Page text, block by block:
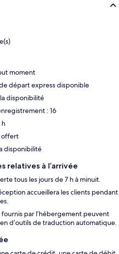
moment
départ express disponible
disponibilité
: 16
h
offert
disponibilité
relatives à l’arrivée
tous les jours de 7 h à minuit.
accueillera les clients pendant
fournis par l’hébergement peuvent
d’outils de traduction automatique.